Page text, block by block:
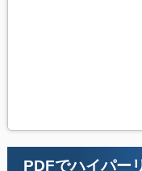
PDFでハイパー